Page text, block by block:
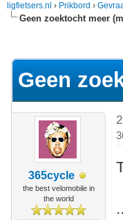
ligfietsers.nl › Prikbord ›
Geen zoektocht meer
Geen
365cycle
the best velomobile in
the world